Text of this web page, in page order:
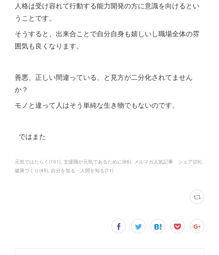
人格は受け容れて行動する能力開発の方に意識を向けるとい
うことです。
そうすると、出来合ことで自分自身も嬉しいし職場全体の雰
囲気も良くなります。
善悪、正しい間違っている、と見方が二分化されてません
か？
モノと違って人はそう単純な生き物でもないのです。
ではまた
元気ではたらく (101) 支援職が元気であるために(66) メルマガ人気記事 シェア(29)
健康づくり (45) 自分を知る・人間を知る(71)